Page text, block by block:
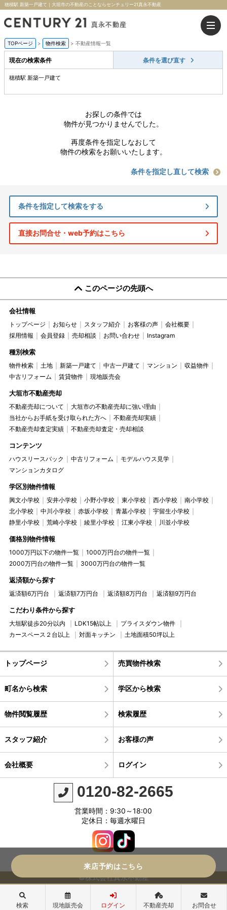
穂積駅 新築一戸建て｜大垣市の不動産のことならセンチュリー21真永不動産
TOPページ > 物件検索 > 不動産情報一覧
現在の検索条件 条件を選び直す
穂積駅 新築一戸建て
お探しの条件では
物件が見つかりませんでした。
再度条件を指定しなおして
物件の検索をお願いいたします。
条件を指定し直して検索
条件を指定して検索をする
直接お問合せ・web予約はこちら
このページの先頭へ
会社情報
トップページ お知らせ スタッフ紹介 お客様の声
会社概要
採用情報
会員登録 売却相談 お問い合わせ Instagram
種別検索
物件検索 土地 新築一戸建て 中古一戸建て マンション
収益物件
中古リフォーム
賃貸物件 現地販売会
大垣市不動産売却
不動産売却について
大垣市の不動産売却に強い理由
当社からお手紙を受け取られた方へ
不動産売却実績
不動産売却査定実績
不動産売却査定・売却相談
コンテンツ
ハウスリースバック 中古リフォーム
モデルハウス見学
マンションカタログ
学区別物件情報
興文小学校 安井小学校 小野小学校 東小学校 西小学校
南小学校
北小学校
中川小学校 赤坂小学校 青墓小学校
宇留生小学校
静里小学校
荒崎小学校 綾里小学校 江東小学校 川並小学校
価格別物件情報
1000万円以下の物件一覧
1000万円台の物件一覧
2000万円台の物件一覧
3000万円台の物件一覧
返済額から探す
返済額6万円台 返済額7万円台 返済額8万円台 返済額9万円台
こだわり条件から探す
大垣駅徒歩20分以内 LDK15帖以上
プライスダウン物件
カースペース２台以上
対面キッチン 土地面積50坪以上
トップページ 売買物件検索
町名から検索 学区から検索
物件閲覧履歴 検索履歴
スタッフ紹介 お客様の声
会社概要 ログイン
0120-82-2665
営業時間：9:30～18:00
定休日：毎週水曜日
©株式会社真永不動産
来店予約はこちら
検索 現地販売会 ログイン 不動産売却 お問合せ